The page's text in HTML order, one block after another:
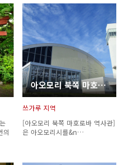
의
아오모리 북쪽 마호로바 역사관
쓰가루 지역
[아오모리 북쪽 마호로바 역사관]
은 아오모리시를&n…